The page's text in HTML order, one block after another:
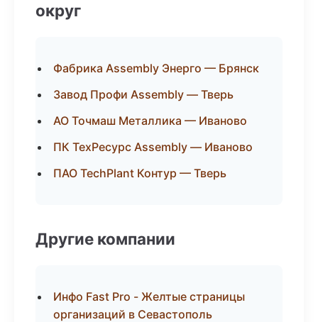
округ
Фабрика Assembly Энерго — Брянск
Завод Профи Assembly — Тверь
АО Точмаш Металлика — Иваново
ПК ТехРесурс Assembly — Иваново
ПАО TechPlant Контур — Тверь
Другие компании
Инфо Fast Pro - Желтые страницы
организаций в Севастополь